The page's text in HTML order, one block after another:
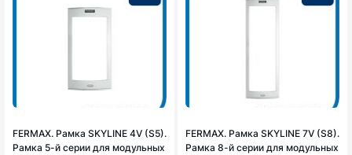
FERMAX. Рамка SKYLINE 4V (S5).
Рамка 5-й серии для модульных
FERMAX. Рамка SKYLINE 7V (S8).
Рамка 8-й серии для модульных